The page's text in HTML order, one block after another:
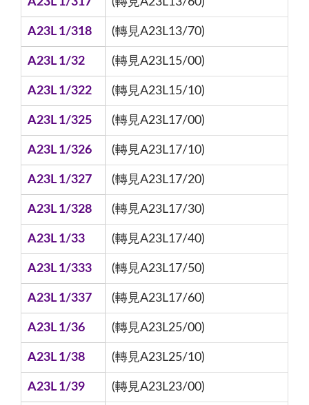
A23L 1/318 (轉見A23L13/70)
A23L 1/32 (轉見A23L15/00)
A23L 1/322 (轉見A23L15/10)
A23L 1/325 (轉見A23L17/00)
A23L 1/326 (轉見A23L17/10)
A23L 1/327 (轉見A23L17/20)
A23L 1/328 (轉見A23L17/30)
A23L 1/33 (轉見A23L17/40)
A23L 1/333 (轉見A23L17/50)
A23L 1/337 (轉見A23L17/60)
A23L 1/36 (轉見A23L25/00)
A23L 1/38 (轉見A23L25/10)
A23L 1/39 (轉見A23L23/00)